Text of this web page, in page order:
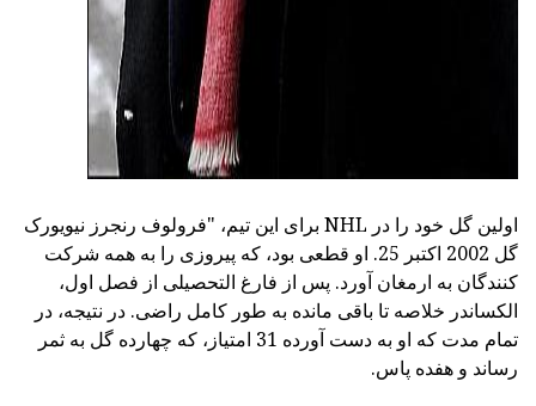
اولین گل خود را در NHL برای این تیم، "فرولوف رنجرز نیویورک
گل 2002 اکتبر 25. او قطعی بود، که پیروزی را به همه شرکت
کنندگان به ارمغان آورد. پس از فارغ التحصیلی از فصل اول،
الکساندر خلاصه تا باقی مانده به طور کامل راضی. در نتیجه، در
تمام مدت که او به دست آورده 31 امتیاز، که چهارده گل به ثمر
رساند و هفده پاس.